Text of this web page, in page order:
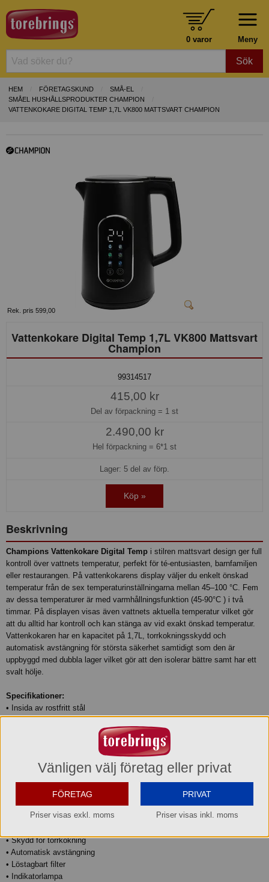
Meny
0 varor
Sök
HEM FÖRETAGSKUND
SMÅ-EL
SMÅEL HUSHÅLLSPRODUKTER CHAMPION
VATTENKOKARE DIGITAL TEMP 1,7L VK800 MATTSVART CHAMPION
Rek. pris 599,00
Vattenkokare Digital Temp 1,7L VK800 Mattsvart
Champion
99314517
415,00 kr
Del av förpackning = 1 st
2.490,00 kr
Hel förpackning = 6*1 st
Lager: 5 del av förp.
Köp »
Beskrivning
Champions Vattenkokare Digital Temp i stilren mattsvart design ger full
kontroll över vattnets temperatur, perfekt för té-entusiasten, barnfamiljen
eller restaurangen. På vattenkokarens display väljer du enkelt önskad
temperatur från de sex temperaturinställningarna mellan 45–100 °C. Fem
av dessa temperaturer är med varmhållningsfunktion (45-90°C ) i två
timmar. På displayen visas även vattnets aktuella temperatur vilket gör
att du alltid har kontroll och kan stänga av vid exakt önskad temperatur.
Vattenkokaren har en kapacitet på 1,7L, torrkokningsskydd och
automatisk avstängning för största säkerhet samtidigt som den är
uppbyggd med dubbla lager vilket gör att den isolerar bättre samt har ett
svalt hölje.
Specifikationer:
• Insida av rostfritt stål
• Volym 1,7 liter
• Rostfri botten med dolt värmeelement
• Visar temperatur i realtid
• 6 temperaturinställningar
• Snabbknapp för 100°C
• 5 varmhållningstemperaturer: 45/55/75/85/90°C
• Dubbellager
• Skydd för torrkokning
• Automatisk avstängning
• Löstagbart filter
• Indikatorlampa
Vänligen välj företag eller privat
FÖRETAG
Priser visas exkl. moms
PRIVAT
Priser visas inkl. moms